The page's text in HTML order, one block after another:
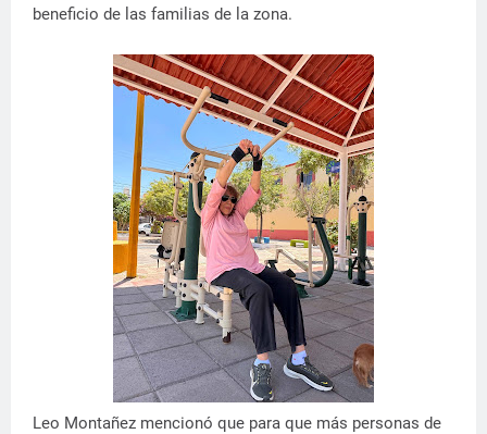
beneficio de las familias de la zona.
Leo Montañez mencionó que para que más personas de